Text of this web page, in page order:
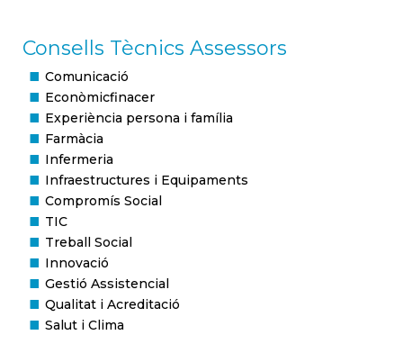
Consells Tècnics Assessors
Comunicació
Econòmicfinacer
Experiència persona i família
Farmàcia
Infermeria
Infraestructures i Equipaments
Compromís Social
TIC
Treball Social
Innovació
Gestió Assistencial
Qualitat i Acreditació
Salut i Clima